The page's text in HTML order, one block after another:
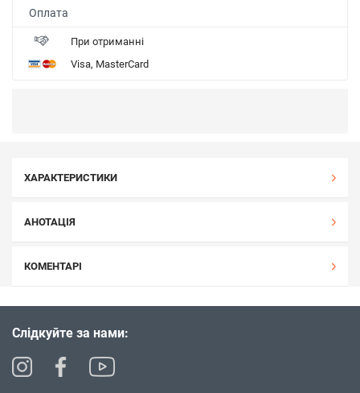
Оплата
При отриманні
Visa, MasterCard
ХАРАКТЕРИСТИКИ
АНОТАЦІЯ
КОМЕНТАРІ
Слідкуйте за нами: